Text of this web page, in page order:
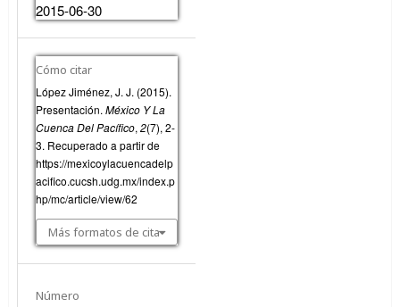
2015-06-30
Cómo citar
López Jiménez, J. J. (2015).
Presentación. México Y La
Cuenca Del Pacífico, 2(7), 2-
3. Recuperado a partir de
https://mexicoylacuencadelp
acifico.cucsh.udg.mx/index.p
hp/mc/article/view/62
Más formatos de cita
Número